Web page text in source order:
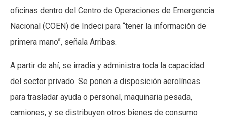
oficinas dentro del Centro de Operaciones de Emergencia
Nacional (COEN) de Indeci para “tener la información de
primera mano”, señala Arribas.
A partir de ahí, se irradia y administra toda la capacidad
del sector privado. Se ponen a disposición aerolíneas
para trasladar ayuda o personal, maquinaria pesada,
camiones, y se distribuyen otros bienes de consumo